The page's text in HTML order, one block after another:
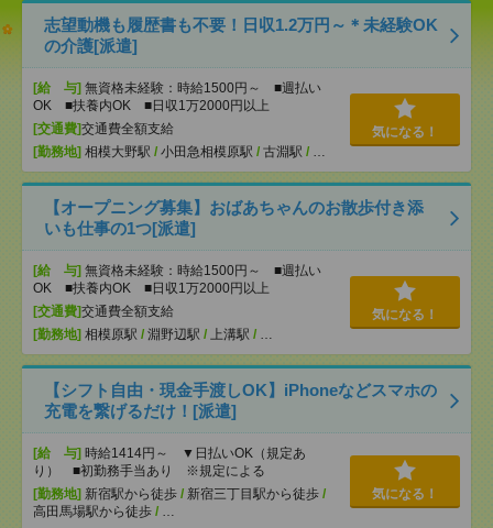
志望動機も履歴書も不要！日収1.2万円～＊未経験OK
の介護[派遣]
[給 与] 無資格未経験：時給1500円～ ■週払い
OK ■扶養内OK ■日収1万2000円以上
[交通費]交通費全額支給
[勤務地] 相模大野駅 / 小田急相模原駅 / 古淵駅 / …
気になる！
【オープニング募集】おばあちゃんのお散歩付き添
いも仕事の1つ[派遣]
[給 与] 無資格未経験：時給1500円～ ■週払い
OK ■扶養内OK ■日収1万2000円以上
[交通費]交通費全額支給
[勤務地] 相模原駅 / 淵野辺駅 / 上溝駅 / …
気になる！
【シフト自由・現金手渡しOK】iPhoneなどスマホの
充電を繋げるだけ！[派遣]
[給 与] 時給1414円～ ▼日払いOK（規定あ
り） ■初勤務手当あり ※規定による
[勤務地] 新宿駅から徒歩 / 新宿三丁目駅から徒歩 /
高田馬場駅から徒歩 / …
気になる！